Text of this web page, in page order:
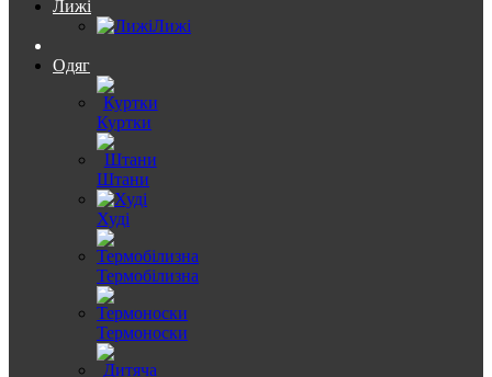
Лижі
Лижі
Одяг
Куртки
Штани
Худі
Термобілизна
Термоноски